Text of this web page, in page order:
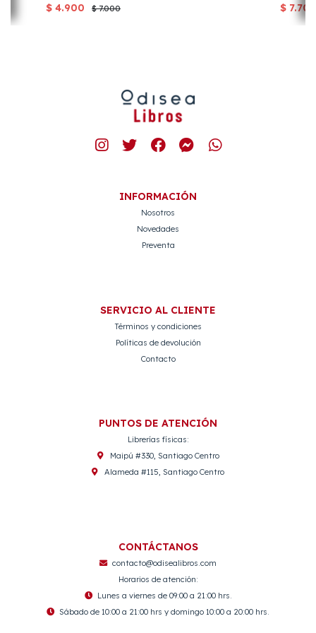
$ 4.900 $ 7.000 $ 7.700
INFORMACIÓN
Nosotros
Novedades
Preventa
SERVICIO AL CLIENTE
Términos y condiciones
Políticas de devolución
Contacto
PUNTOS DE ATENCIÓN
Librerías físicas:
Maipú #330, Santiago Centro
Alameda #115, Santiago Centro
CONTÁCTANOS
contacto@odisealibros.com
Horarios de atención:
Lunes a viernes de 09:00 a 21:00 hrs.
Sábado de 10:00 a 21:00 hrs y domingo 10:00 a 20:00 hrs.